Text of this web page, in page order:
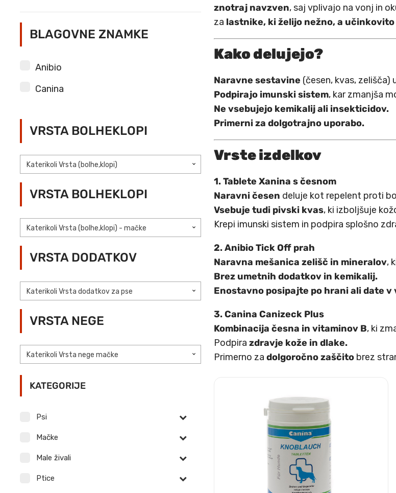
cena
cena
BLAGOVNE ZNAMKE
Anibio
Canina
VRSTA BOLHEKLOPI
Katerikoli Vrsta (bolhe,klopi)
VRSTA BOLHEKLOPI
Katerikoli Vrsta (bolhe,klopi) - mačke
VRSTA DODATKOV
Katerikoli Vrsta dodatkov za pse
VRSTA NEGE
Katerikoli Vrsta nege mačke
KATEGORIJE
Psi
Mačke
Male živali
Ptice
znotraj navzven, saj vplivajo na vonj in
za lastnike, ki želijo nežno, a
Kako delujejo?
Naravne sestavine (česen, kvas, zelišča)
Podpirajo imunski sistem, kar zmanjša
Ne vsebujejo kemikalij ali insekticidov.
Primerni za dolgotrajno uporabo.
Vrste izdelkov
1. Tablete Xanina s česnom
Naravni česen deluje kot repelent proti
Vsebuje tudi pivski kvas, ki izboljšuje
Krepi imunski sistem in podpira splošno
2. Anibio Tick Off prah
Naravna mešanica zelišč in mineralov,
Brez umetnih dodatkov in kemikalij.
Enostavno posipajte po hrani ali date v
3. Canina Canizeck Plus
Kombinacija česna in vitaminov B, ki
Podpira zdravje kože in dlake.
Primerno za dolgoročno zaščitobrez